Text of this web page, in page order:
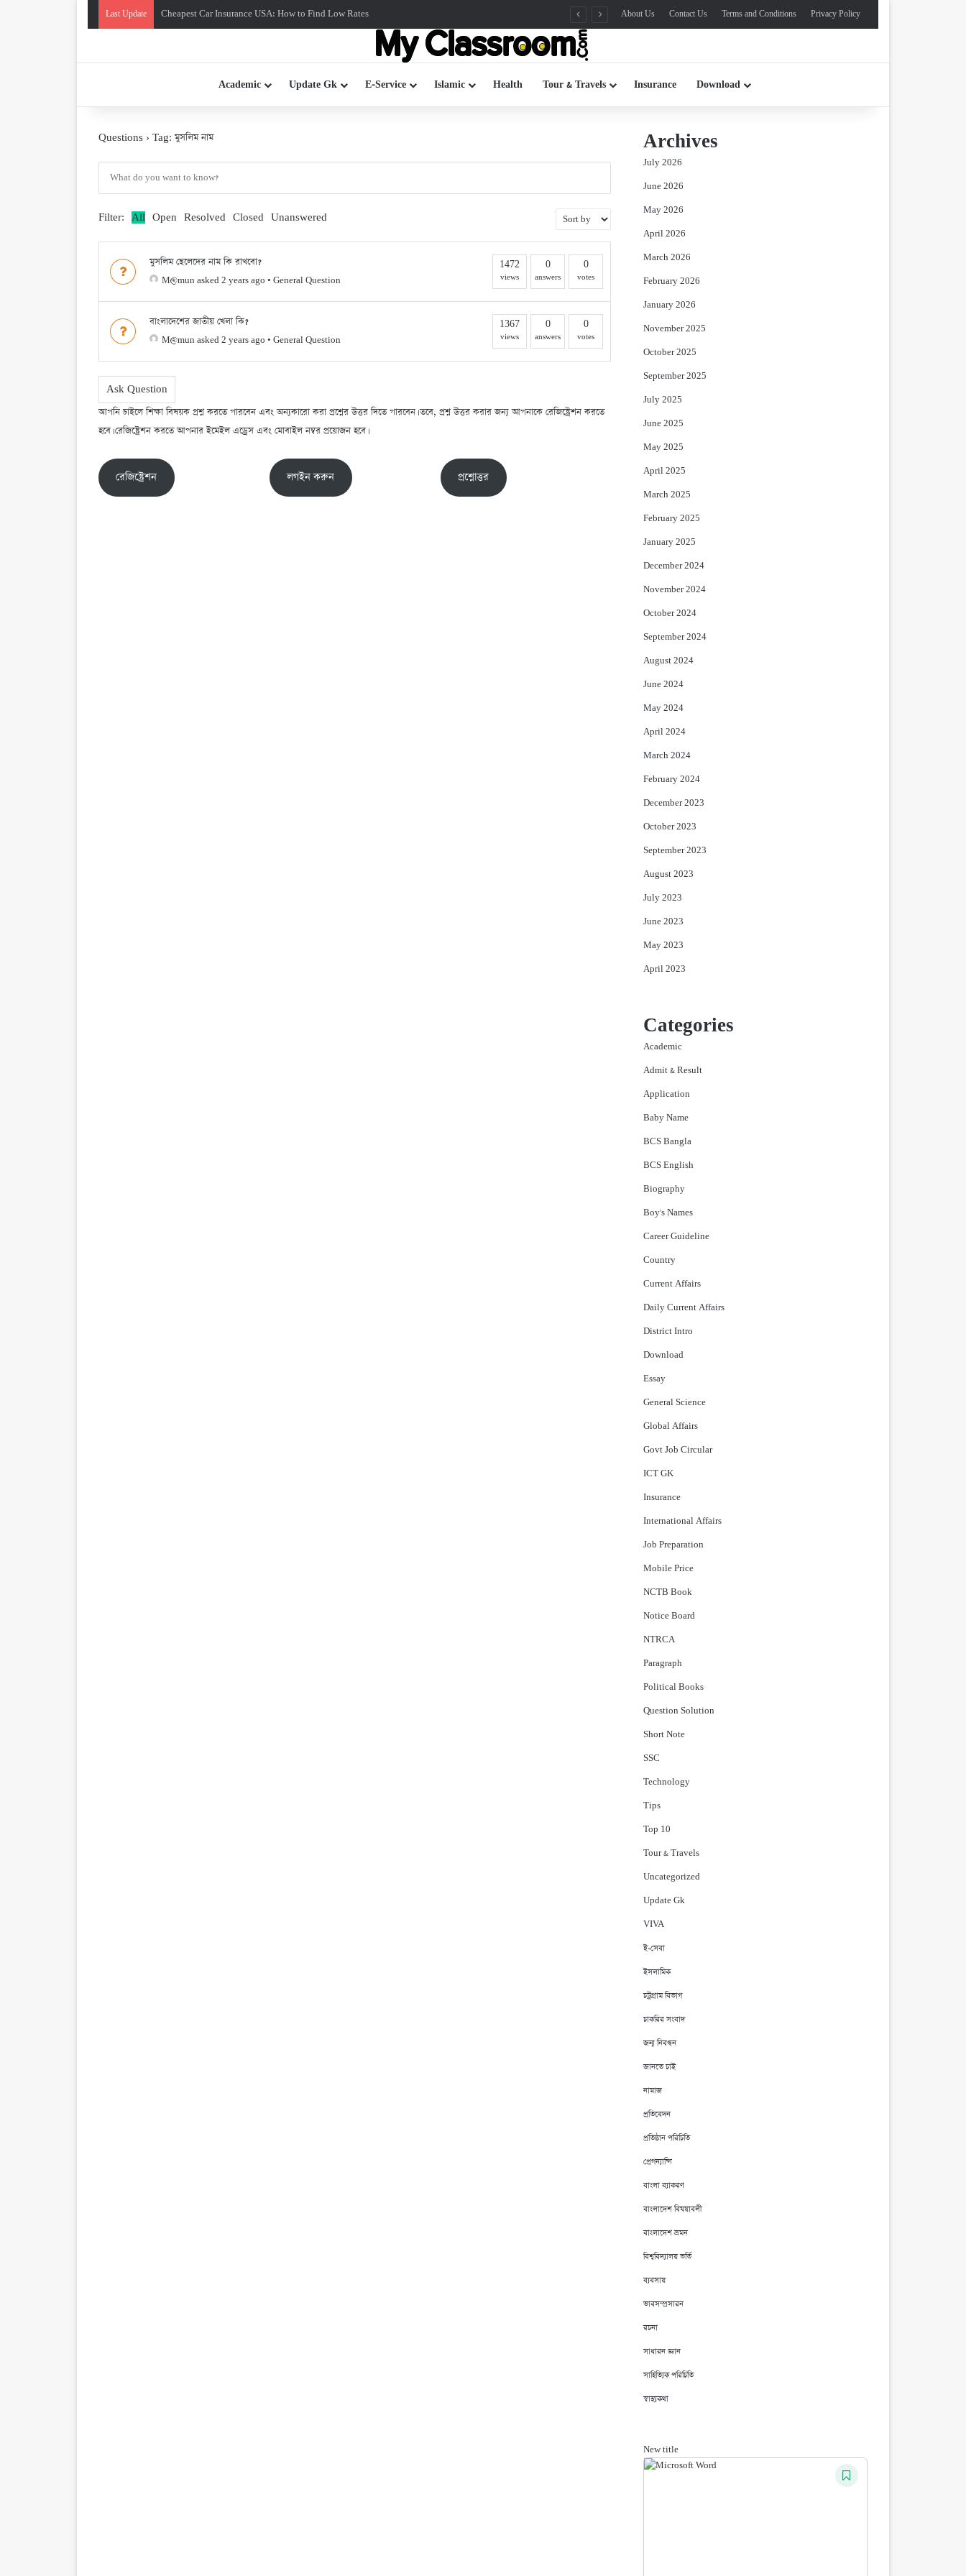
Last Update Food Adulteration Paragraph: 100-300 Words for HSC, Class 9 About Us Contact Us Terms and Conditions Privacy Policy
Academic Update Gk E-Service Islamic Health Tour & Travels Insurance Download
Questions › Tag: মুসলিম নাম
Filter: All Open Resolved Closed Unanswered
মুসলিম ছেলেদের নাম কি রাখবো?
M@mun asked 2 years ago • General Question
1472
views
0
answers
0
votes
বাংলাদেশের জাতীয় খেলা কি?
M@mun asked 2 years ago • General Question
1367
views
0
answers
0
votes
Ask Question
আপনি চাইলে শিক্ষা বিষয়ক প্রশ্ন করতে পারবেন এবং অন্যকারো করা প্রশ্নের উত্তর দিতে পারবেন। তবে, প্রশ্ন উত্তর করার জন্য আপনাকে রেজিষ্ট্রেশন করতে
হবে। রেজিষ্ট্রেশন করতে আপনার ইমেইল এড্রেস এবং মোবাইল নম্বর প্রয়োজন হবে।
রেজিষ্ট্রেশন লগইন করুন প্রশ্নোত্তর
Archives
July 2026
June 2026
May 2026
April 2026
March 2026
February 2026
January 2026
November 2025
October 2025
September 2025
July 2025
June 2025
May 2025
April 2025
March 2025
February 2025
January 2025
December 2024
November 2024
October 2024
September 2024
August 2024
June 2024
May 2024
April 2024
March 2024
February 2024
December 2023
October 2023
September 2023
August 2023
July 2023
June 2023
May 2023
April 2023
Categories
Academic
Admit & Result
Application
Baby Name
BCS Bangla
BCS English
Biography
Boy's Names
Career Guideline
Country
Current Affairs
Daily Current Affairs
District Intro
Download
Essay
General Science
Global Affairs
Govt Job Circular
ICT GK
Insurance
International Affairs
Job Preparation
Mobile Price
NCTB Book
Notice Board
NTRCA
Paragraph
Political Books
Question Solution
Short Note
‍SSC
Technology
Tips
Top 10
Tour & Travels
Uncategorized
Update Gk
VIVA
ই-সেবা
ইসলামিক
চট্রগ্রাম বিভাগ
চাকরির সংবাদ
জন্ম নিবন্ধন
জানতে চাই
নামাজ
প্রতিবেদন
প্রতিষ্ঠান পরিচিতি
প্রেগন্যান্সি
বাংলা ব্যাকরণ
বাংলাদেশ বিষয়াবলী
বাংলাদেশ ভ্রমন
বিশ্ববিদ্যালয় ভর্তি
ব্যবসায়
ভাবসম্প্রসারন
রচনা
সাধারন জ্ঞান
সাহিত্যিক পরিচিতি
স্বাস্থ্যকথা
New title